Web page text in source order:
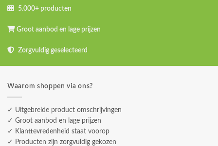
5.000+ producten
Groot aanbod en lage prijzen
Zorgvuldig geselecteerd
Waarom shoppen via ons?
✓ Uitgebreide product omschrijvingen
✓ Groot aanbod en lage prijzen
✓ Klanttevredenheid staat voorop
✓ Producten zijn zorgvuldig gekozen